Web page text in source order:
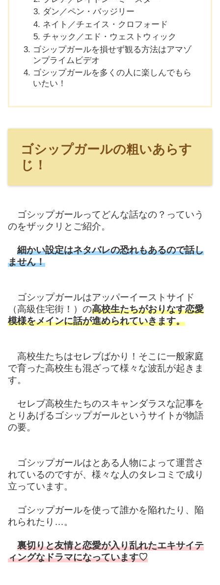
ダン／ペン・バッジリー
ネイト／チェイス・クロフォード
チャック／エド・ウェストウィック
ゴシップガールを損せず観る方法はアマゾ
ンプライムビデオ
ゴシップガールを多くの人に楽しんでもら
いたい！
ゴシップガールの粗いあらす
じ！
ゴシップガールってどんな話なの？っていう
のをザックリとご紹介。
細かい設定はネタバレの恐れもあるので話し
ません！
ゴシップガールはアッパーイーストサイド
（高級住宅街！）の高校生たちがおりなす恋愛
模様をメインに話が進められていきます。
高校生たちはセレブばかり！そこに一般家庭
で育った高校生も混ざって様々な波乱が起きま
す。
セレブ高校生たちのスキャンダラスな記事を
とりあげるゴシップガールというサイトが物語
の要。
ゴシップガールはとある人物によって運営さ
れているのですが、様々な人のタレコミで成り
立っています。
ゴシップガールを使って誰かを陥れたり、陥
れられたり…。
裏切りと友情と恋愛が入り乱れたエキサイテ
ィングなドラマになっています♡